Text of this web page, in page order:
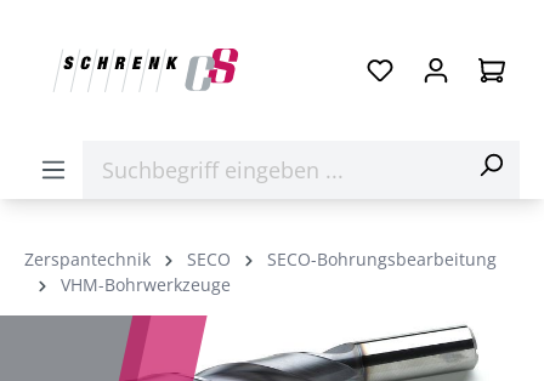
Zerspantechnik SECO
SECO-Bohrungsbearbeitung
VHM-Bohrwerkzeuge